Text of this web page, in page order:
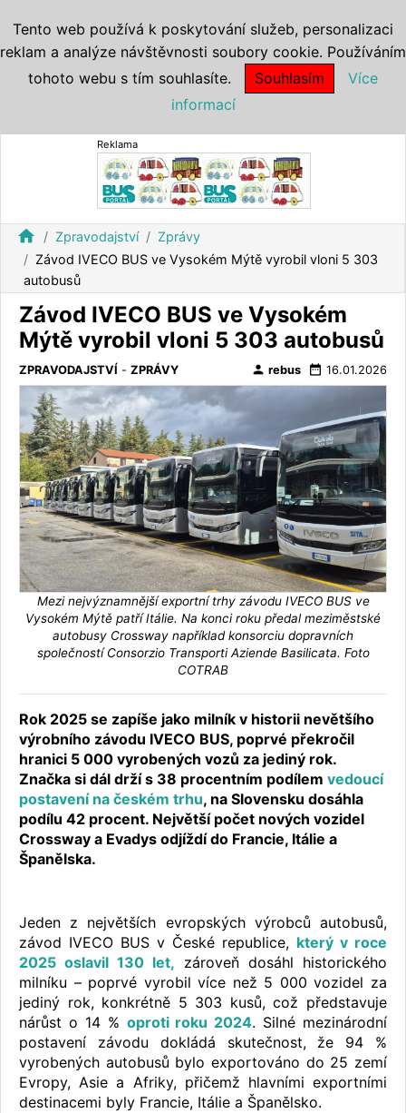
Reklama
home Zpravodajství
Zprávy
Závod IVECO BUS ve Vysokém Mýtě vyrobil vloni 5 303
autobusů
Závod IVECO BUS ve Vysokém
Mýtě vyrobil vloni 5 303 autobusů
ZPRAVODAJSTVÍ - ZPRÁVY person rebus date_range 16.01.2026
Mezi nejvýznamnější exportní trhy závodu IVECO BUS ve
Vysokém Mýtě patří Itálie. Na konci roku předal meziměstské
autobusy Crossway například konsorciu dopravních
společností Consorzio Transporti Aziende Basilicata. Foto
COTRAB
Rok 2025 se zapíše jako milník v historii nevětšího
výrobního závodu IVECO BUS, poprvé překročil
hranici 5 000 vyrobených vozů za jediný rok.
Značka si dál drží s 38 procentním podílem vedoucí
postavení na českém trhu, na Slovensku dosáhla
podílu 42 procent. Největší počet nových vozidel
Crossway a Evadys odjíždí do Francie, Itálie a
Španělska.
Jeden z největších evropských výrobců autobusů,
závod IVECO BUS v České republice, který v roce
2025 oslavil 130 let, zároveň dosáhl historického
milníku – poprvé vyrobil více než 5 000 vozidel za
jediný rok, konkrétně 5 303 kusů, což představuje
nárůst o 14 % oproti roku 2024. Silné mezinárodní
postavení závodu dokládá skutečnost, že 94 %
vyrobených autobusů bylo exportováno do 25 zemí
Evropy, Asie a Afriky, přičemž hlavními exportními
destinacemi byly Francie, Itálie a Španělsko.
Tento web používá k poskytování služeb, personalizaci
reklam a analýze návštěvnosti soubory cookie. Používáním
tohoto webu s tím souhlasíte.
Souhlasím
Více
informací